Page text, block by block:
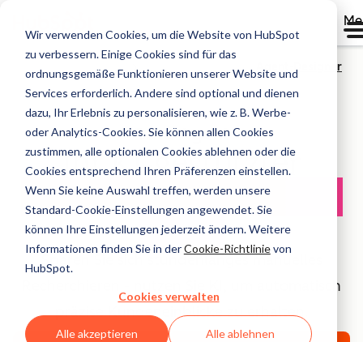
Wir verwenden Cookies, um die Website von HubSpot
zu verbessern. Einige Cookies sind für das
ordnungsgemäße Funktionieren unserer Website und
Services erforderlich. Andere sind optional und dienen
dazu, Ihr Erlebnis zu personalisieren, wie z. B. Werbe-
oder Analytics-Cookies. Sie können allen Cookies
zustimmen, alle optionalen Cookies ablehnen oder die
Cookies entsprechend Ihren Präferenzen einstellen.
Wenn Sie keine Auswahl treffen, werden unsere
Standard-Cookie-Einstellungen angewendet. Sie
können Ihre Einstellungen jederzeit ändern. Weitere
Informationen finden Sie in derCookie-Richtlinievon
HubSpot.
Cookies verwalten
Alle akzeptieren Alle ablehnen
Agent-Designer
Data Agent
Ihr KI-gestützter
Customer Intelligence
Agent
Sparen Sie sich stundenlanges manuelles
Recherchieren - nutzen Sie KI, um automatisch
präzise Kundeneinblicke zu erhalten.